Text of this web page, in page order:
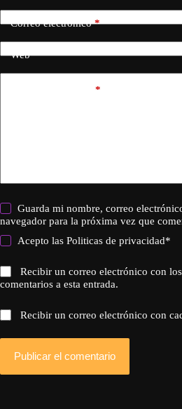
Correo electrónico*
Web
*
Guarda mi nombre, correo
navegador para la próxima vez que
Acepto lasPoliticas de privacidad*
Recibir un correo electrónico con
comentarios a esta entrada.
Recibir un correo electrónico con
Publicar el comentario